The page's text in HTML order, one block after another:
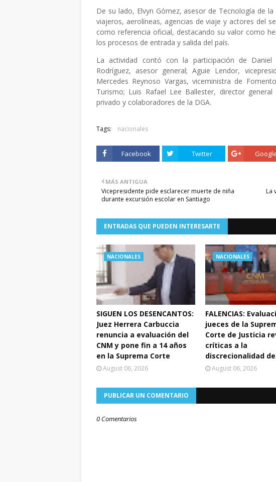
De su lado, Elvyn Gómez, asesor de Tecnología de
viajeros, aerolíneas, agencias de viaje y actores del
como referencia oficial, destacando su valor como
los procesos de entrada y salida del país.
La actividad contó con la participación de Daniel
Rodríguez, asesor general; Aguie Lendor,
Mercedes Reynoso Vargas, viceministra de
Turismo; Luis Rafael Lee Ballester, director
privado y colaboradores de la DGA.
Tags: nacionales
Facebook Twitter
La
MÁS ANTIGUA
Vicepresidente pide esclarecer muerte de niña
durante excursión escolar en Santiago
ENTRADAS QUE PUEDEN INTERESARTE
NACIONALES
SIGUEN LOS DESENCANTOS:
Juez Herrera Carbuccia
renuncia a evaluación del
CNM y pone fin a 14 años
en la Suprema Corte
August 06, 2026
NACIONALES
FALENCIAS:
jueces de la
Corte de Justicia
críticas a la
discrecionalidad
August 06, 2026
PUBLICAR UN COMENTARIO
0 Comentarios